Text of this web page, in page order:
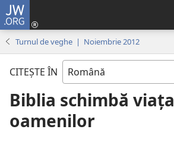
JW.ORG
Turnul de veghe | Noiembrie 2012
CITEŞTE ÎN
Biblia schimbă viaţa
oamenilor